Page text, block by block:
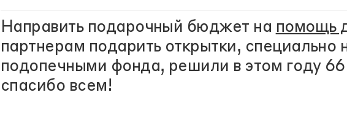
Направить подарочный бюджет на помощь
партнерам подарить открытки, специально
подопечными фонда, решили в этом году
спасибо всем!